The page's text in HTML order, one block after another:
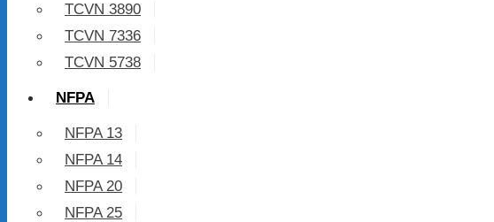
TCVN 3890
TCVN 7336
TCVN 5738
NFPA
NFPA 13
NFPA 14
NFPA 20
NFPA 25